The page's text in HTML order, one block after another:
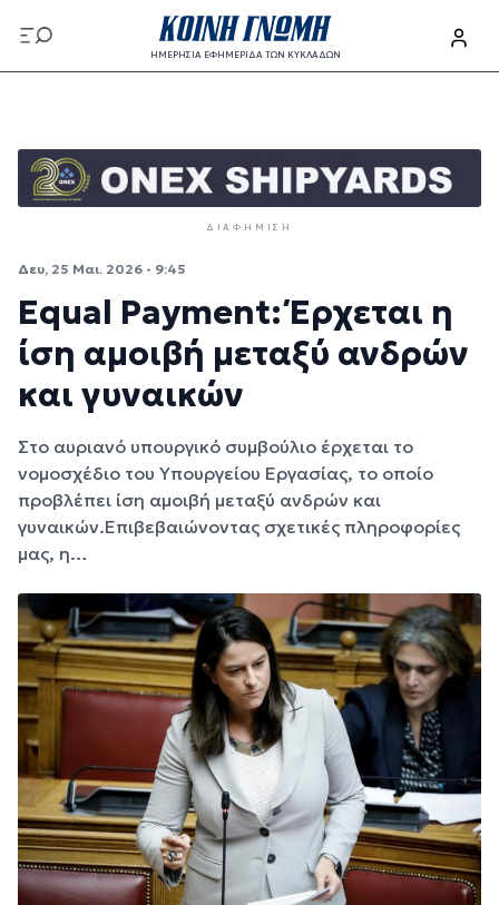
Παράκαμψη προς το κυρίως περιεχόμενο
ΗΜΕΡΗΣΙΑ ΕΦΗΜΕΡΙΔΑ ΤΩΝ ΚΥΚΛΑΔΩΝ
ΔΙΑΦΉΜΙΣΗ
Δευ, 25 Μαι. 2026 - 9:45
Equal Payment: Έρχεται η
ίση αμοιβή μεταξύ ανδρών
και γυναικών
Στο αυριανό υπουργικό συμβούλιο έρχεται το
νομοσχέδιο του Υπουργείου Εργασίας, το οποίο
προβλέπει ίση αμοιβή μεταξύ ανδρών και
γυναικών.Επιβεβαιώνοντας σχετικές πληροφορίες
μας, η…